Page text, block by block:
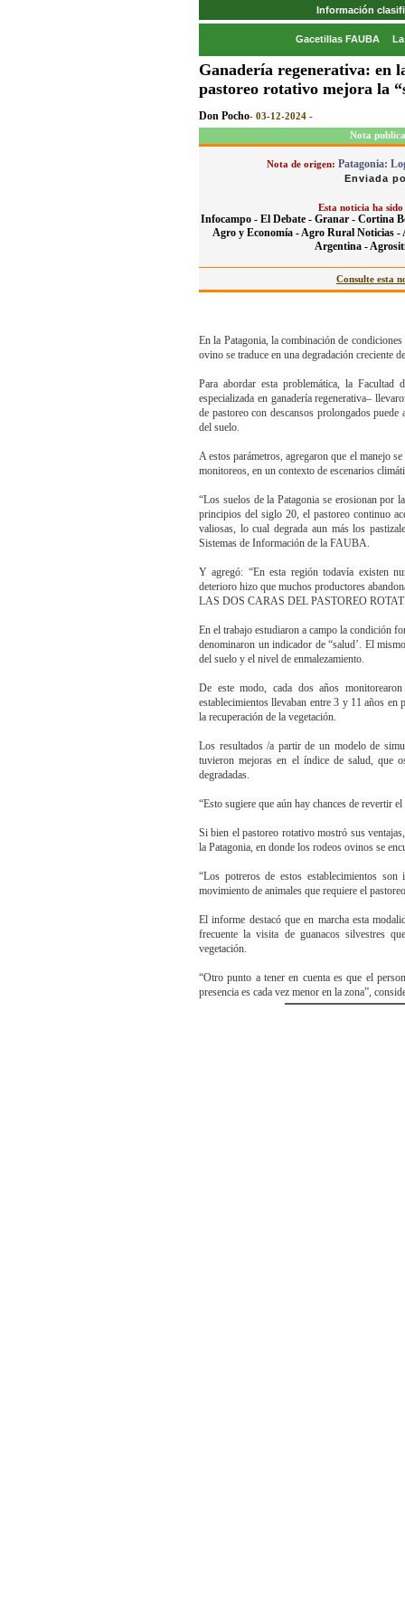
Información
Gacetillas FAUBA
Ganadería regenerativa: en
pastoreo rotativo mejora la
Don Pocho- 03-12-2024 -
Nota
Nota de origen: Patagonia:
Enviada
Esta noticia ha
Infocampo - El Debate - Granar - Cortina
Agro y Economía -Agro Rural Noticias -
Argentina -
Consulte esta
En la Patagonia, la combinación de
ovino se traduce en una degradación creciente
Para abordar esta problemática, la
especializada en ganadería regenerativa–
de pastoreo con descansos prolongados
del suelo.
A estos parámetros, agregaron que el manejo
monitoreos, en un contexto de escenarios
“Los suelos de la Patagonia se erosionan por
principios del siglo 20, el pastoreo continuo
valiosas, lo cual degrada aun más los
Sistemas de Información de la FAUBA.
Y agregó: “En esta región todavía existen
deterioro hizo que muchos productores
LAS DOS CARAS DEL PASTOREO
En el trabajo estudiaron a campo la condición
denominaron un indicador de “salud’. El
del suelo y el nivel de enmalezamiento.
De este modo, cada dos años
establecimientos llevaban entre 3 y 11 años
la recuperación de la vegetación.
Los resultados /a partir de un modelo de
tuvieron mejoras en el índice de salud, que
degradadas.
“Esto sugiere que aún hay chances de revertir
Si bien el pastoreo rotativo mostró sus
la Patagonia, en donde los rodeos ovinos se
“Los potreros de estos establecimientos
movimiento de animales que requiere el
El informe destacó que en marcha esta
frecuente la visita de guanacos silvestres
vegetación.
“Otro punto a tener en cuenta es que el
presencia es cada vez menor en la zona”,